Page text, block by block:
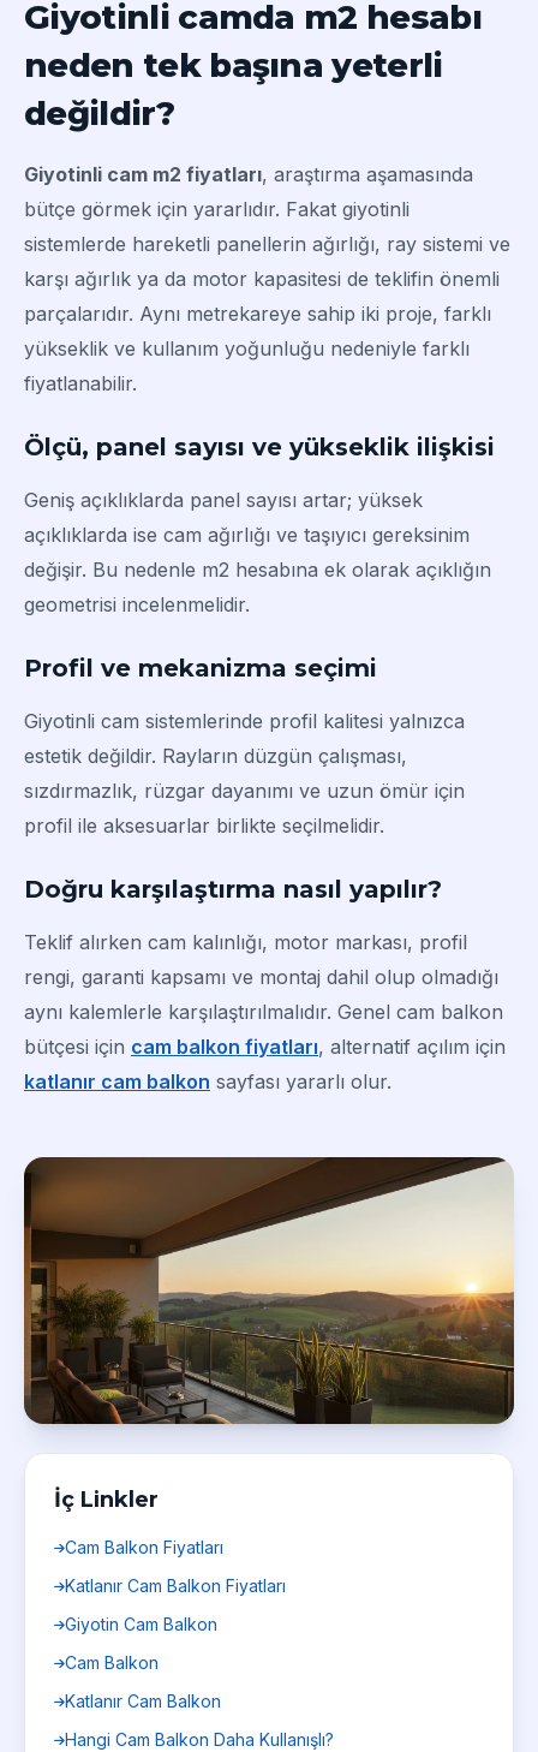
Giyotinli camda m2 hesabı
neden tek başına yeterli
değildir?
Giyotinli cam m2 fiyatları, araştırma aşamasında
bütçe görmek için yararlıdır. Fakat giyotinli
sistemlerde hareketli panellerin ağırlığı, ray sistemi ve
karşı ağırlık ya da motor kapasitesi de teklifin önemli
parçalarıdır. Aynı metrekareye sahip iki proje, farklı
yükseklik ve kullanım yoğunluğu nedeniyle farklı
fiyatlanabilir.
Ölçü, panel sayısı ve yükseklik ilişkisi
Geniş açıklıklarda panel sayısı artar; yüksek
açıklıklarda ise cam ağırlığı ve taşıyıcı gereksinim
değişir. Bu nedenle m2 hesabına ek olarak açıklığın
geometrisi incelenmelidir.
Profil ve mekanizma seçimi
Giyotinli cam sistemlerinde profil kalitesi yalnızca
estetik değildir. Rayların düzgün çalışması,
sızdırmazlık, rüzgar dayanımı ve uzun ömür için
profil ile aksesuarlar birlikte seçilmelidir.
Doğru karşılaştırma nasıl yapılır?
Teklif alırken cam kalınlığı, motor markası, profil
rengi, garanti kapsamı ve montaj dahil olup olmadığı
aynı kalemlerle karşılaştırılmalıdır. Genel cam balkon
bütçesi için cam balkon fiyatları, alternatif açılım için
katlanır cam balkon sayfası yararlı olur.
İç Linkler
Cam Balkon Fiyatları
Katlanır Cam Balkon Fiyatları
Giyotin Cam Balkon
Cam Balkon
Katlanır Cam Balkon
Hangi Cam Balkon Daha Kullanışlı?